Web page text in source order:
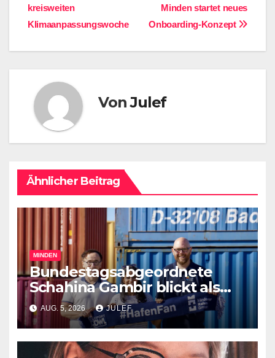
Minden startet neues
Onboarding-Konzept
kreisweiten
Klimaanpassungswoche
VonJulef
Ähnlicher Beitrag
MINDEN
Bundestagsabgeordnete
Schahina Gambir blickt als
Praktikantin hinter die
Kulissen des Mindener
Industriehafens und des
RegioPorts OWL
AUG. 5, 2026 JULEF